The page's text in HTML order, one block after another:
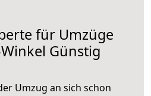
für Umzüge
Günstig
Umzug an sich schon